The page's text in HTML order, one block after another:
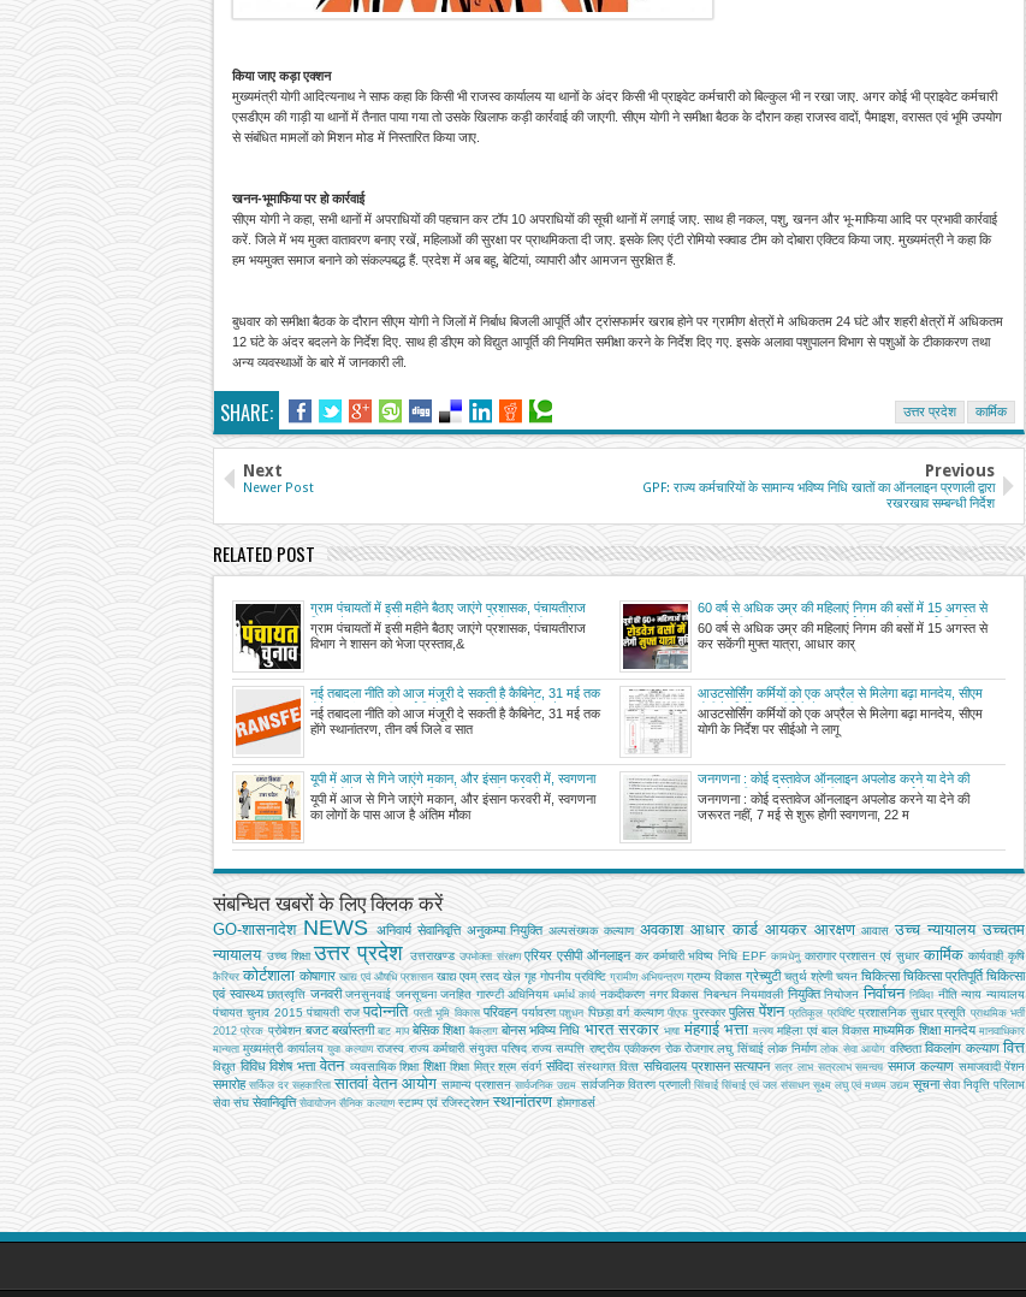
उत्तर प्रदेश कार्मिक
किया जाए कड़ा एक्शन
मुख्यमंत्री योगी आदित्यनाथ ने साफ कहा कि किसी भी राजस्व कार्यालय या थानों के अंदर किसी भी प्राइवेट कर्मचारी को बिल्कुल भी न रखा जाए. अगर कोई भी प्राइवेट कर्मचारी
एसडीएम की गाड़ी या थानों में तैनात पाया गया तो उसके खिलाफ कड़ी कार्रवाई की जाएगी. सीएम योगी ने समीक्षा बैठक के दौरान कहा राजस्व वादों, पैमाइश, वरासत एवं भूमि उपयोग
से संबंधित मामलों को मिशन मोड में निस्तारित किया जाए.
खनन-भूमाफिया पर हो कार्रवाई
सीएम योगी ने कहा, सभी थानों में अपराधियों की पहचान कर टॉप 10 अपराधियों की सूची थानों में लगाई जाए. साथ ही नकल, पशु, खनन और भू-माफिया आदि पर प्रभावी कार्रवाई
करें. जिले में भय मुक्त वातावरण बनाए रखें, महिलाओं की सुरक्षा पर प्राथमिकता दी जाए. इसके लिए एंटी रोमियो स्क्वाड टीम को दोबारा एक्टिव किया जाए. मुख्यमंत्री ने कहा कि
हम भयमुक्त समाज बनाने को संकल्पबद्ध हैं. प्रदेश में अब बहू, बेटियां, व्यापारी और आमजन सुरक्षित हैं.
बुधवार को समीक्षा बैठक के दौरान सीएम योगी ने जिलों में निर्बाध बिजली आपूर्ति और ट्रांसफार्मर खराब होने पर ग्रामीण क्षेत्रों मे अधिकतम 24 घंटे और शहरी क्षेत्रों में अधिकतम
12 घंटे के अंदर बदलने के निर्देश दिए. साथ ही डीएम को विद्युत आपूर्ति की नियमित समीक्षा करने के निर्देश दिए गए. इसके अलावा पशुपालन विभाग से पशुओं के टीकाकरण तथा
अन्य व्यवस्थाओं के बारे में जानकारी ली.
SHARE:
Next
Newer Post
Previous
GPF: राज्य कर्मचारियों के सामान्य भविष्य निधि खातों का ऑनलाइन प्रणाली द्वारा
रखरखाव सम्बन्धी निर्देश
RELATED POST
ग्राम पंचायतों में इसी महीने बैठाए जाएंगे प्रशासक, पंचायतीराज
विभाग ने शासन को भेजा प्रस्ताव, 26 मई को खत्म हो रहा है
कार्यकाल, प्रधानों को ही प्रशासक बनाने की संभावना
ग्राम पंचायतों में इसी महीने बैठाए जाएंगे प्रशासक, पंचायतीराज
विभाग ने शासन को भेजा प्रस्ताव,&
60 वर्ष से अधिक उम्र की महिलाएं निगम की बसों में 15 अगस्त से
कर सकेंगी मुफ्त यात्रा, आधार कार्ड में आयु देखकर ई-टिकटिंग
मशीन से फ्री टिकट किया जाएगा जारी
60 वर्ष से अधिक उम्र की महिलाएं निगम की बसों में 15 अगस्त से
कर सकेंगी मुफ्त यात्रा, आधार कार्
नई तबादला नीति को आज मंजूरी दे सकती है कैबिनेट, 31 मई तक
होंगे स्थानांतरण, तीन वर्ष जिले व सात वर्ष से मंडल में जमे
अधिकारी-कर्मचारी हटेंगे
नई तबादला नीति को आज मंजूरी दे सकती है कैबिनेट, 31 मई तक
होंगे स्थानांतरण, तीन वर्ष जिले व सात
आउटसोर्सिंग कर्मियों को एक अप्रैल से मिलेगा बढ़ा मानदेय, सीएम
योगी के निर्देश पर सीईओ ने लागू की व्यवस्था
आउटसोर्सिंग कर्मियों को एक अप्रैल से मिलेगा बढ़ा मानदेय, सीएम
योगी के निर्देश पर सीईओ ने लागू
यूपी में आज से गिने जाएंगे मकान, और इंसान फरवरी में, स्वगणना
का लोगों के पास आज है अंतिम मौका घर की फर्श और रहन-सहन
से जुड़े होंगे सवाल
यूपी में आज से गिने जाएंगे मकान, और इंसान फरवरी में, स्वगणना
का लोगों के पास आज है अंतिम मौका
जनगणना : कोई दस्तावेज ऑनलाइन अपलोड करने या देने की
जरूरत नहीं, 7 मई से शुरू होगी स्वगणना, 22 मई से प्रगणक
आपके घर आकर भरेंगे विवरण
जनगणना : कोई दस्तावेज ऑनलाइन अपलोड करने या देने की
जरूरत नहीं, 7 मई से शुरू होगी स्वगणना, 22 म
संबन्धित खबरों के लिए क्लिक करें
GO-शासनादेश NEWS अनिवार्य सेवानिवृत्ति अनुकम्पा नियुक्ति अल्‍पसंख्‍यक कल्‍याण अवकाश आधार कार्ड आयकर आरक्षण आवास उच्च न्यायालय उच्चतम
न्यायालय उच्‍च शिक्षा उत्तर प्रदेश उत्तराखण्ड उपभोक्‍ता संरक्षण एरियर एसीपी ऑनलाइन कर कर्मचारी भविष्य निधि EPF कामधेनु कारागार प्रशासन एवं सुधार कार्मिक कार्यवाही कृषि
कैरियर कोर्टशाला कोषागार खाद्य एवं औषधि प्रशासन खाद्य एवम् रसद खेल गृह गोपनीय प्रविष्टि ग्रामीण अभियन्‍त्रण ग्राम्य विकास ग्रेच्युटी चतुर्थ श्रेणी चयन चिकित्सा चिकित्सा प्रतिपूर्ति चिकित्‍सा
एवं स्वास्थ्य छात्रवृत्ति जनवरी जनसुनवाई जनसूचना जनहित गारण्टी अधिनियम धर्मार्थ कार्य नकदीकरण नगर विकास निबन्‍धन नियमावली नियुक्ति नियोजन निर्वाचन निविदा नीति न्याय न्यायालय
पंचायत चुनाव 2015 पंचायती राज पदोन्नति परती भूमि विकास परिवहन पर्यावरण पशुधन पिछड़ा वर्ग कल्‍याण पीएफ पुरस्कार पुलिस पेंशन प्रतिकूल प्रविष्टि प्रशासनिक सुधार प्रसूति प्राथमिक भर्ती
2012 प्रेरक प्रोबेशन बजट बर्खास्तगी बाट माप बेसिक शिक्षा बैकलाग बोनस भविष्य निधि भारत सरकार भाषा मंहगाई भत्ता मत्‍स्‍य महिला एवं बाल विकास माध्यमिक शिक्षा मानदेय मानवाधिकार
मान्यता मुख्‍यमंत्री कार्यालय युवा कल्याण राजस्व राज्य कर्मचारी संयुक्त परिषद राज्य सम्पत्ति राष्ट्रीय एकीकरण रोक रोजगार लघु सिंचाई लोक निर्माण लोक सेवा आयोग वरिष्ठता विकलांग कल्याण वित्त
विद्युत विविध विशेष भत्ता वेतन व्‍यवसायिक शिक्षा शिक्षा शिक्षा मित्र श्रम संवर्ग संविदा संस्‍थागत वित्‍त सचिवालय प्रशासन सत्यापन सत्र लाभ सत्रलाभ समन्वय समाज कल्याण समाजवादी पेंशन
समारोह सर्किल दर सहकारिता सातवां वेतन आयोग सामान्य प्रशासन सार्वजनिक उद्यम सार्वजनिक वितरण प्रणाली सिंचाई सिंचाई एवं जल संसाधन सूक्ष्म लघु एवं मध्यम उद्यम सूचना सेवा निवृत्ति परिलाभ
सेवा संघ सेवानिवृत्ति सेवायोजन सैनिक कल्‍याण स्टाम्प एवं रजिस्ट्रेशन स्थानांतरण होमगाडर्स